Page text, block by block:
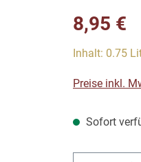
Regulärer Preis:
8,95 €
Inhalt: 0.75
Preise inkl.
Sofort